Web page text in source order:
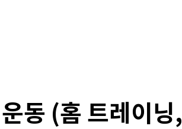
동 (홈 트레이닝,